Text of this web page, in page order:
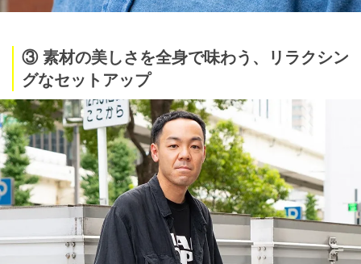
③ 素材の美しさを全身で味わう、リラクシン
グなセットアップ